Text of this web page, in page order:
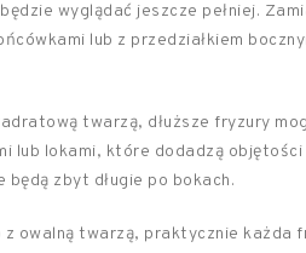
wyglądać jeszcze pełniej.
lub z przedziałkiem
twarzą, dłuższe fryzury
lub lokami, które dodadzą
będą zbyt długie po bokach.
z owalną twarzą, praktycznie każda